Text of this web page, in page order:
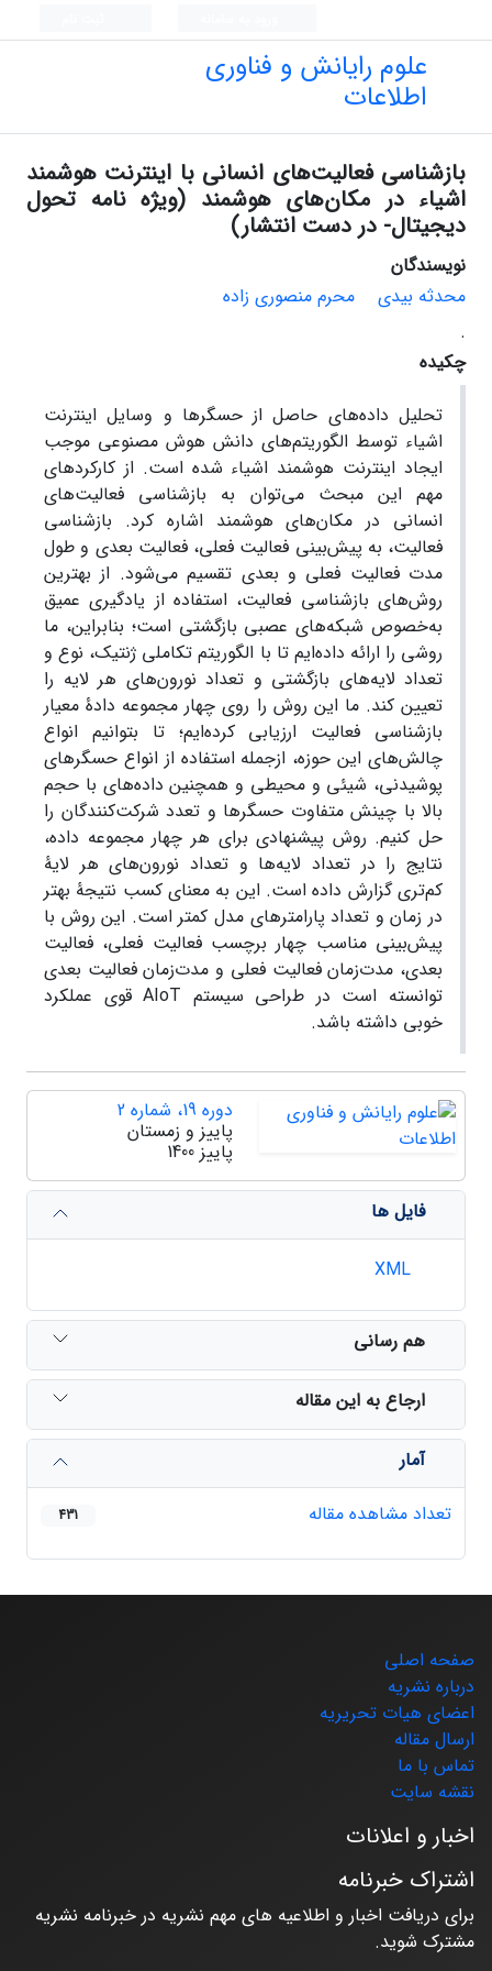
علوم رایانش و فناوری
اطلاعات
بازشناسی فعالیت‌‌های انسانی با اینترنت هوشمند
اشیاء در مکان‌‌های هوشمند (ویژه نامه تحول
دیجیتال- در دست انتشار)
نویسندگان
محدثه بیدی
محرم منصوری زاده
.
چکیده
تحلیل داده‌‌های حاصل از حسگرها و وسایل اینترنت
اشیاء توسط الگوریتم‌‌های دانش هوش مصنوعی موجب
ایجاد اینترنت هوشمند اشیاء شده است. از کارکردهای
مهم این مبحث می‌‌توان به بازشناسی فعالیت‌‌های
انسانی در مکان‌‌های هوشمند اشاره کرد. بازشناسی
فعالیت، به پیش‌‌بینی فعالیت فعلی، فعالیت بعدی و طول
مدت فعالیت فعلی و بعدی تقسیم می‌‌شود. از بهترین
روش‌‌های بازشناسی فعالیت، استفاده از یادگیری عمیق
به‌‌خصوص شبکه‌‌های عصبی بازگشتی است؛ بنابراین، ما
روشی را ارائه داده‌‌ایم تا با الگوریتم تکاملی ژنتیک، نوع و
تعداد لایه‌‌های بازگشتی و تعداد نورون‌‌های هر لایه را
تعیین کند. ما این روش را روی چهار مجموعه دادۀ معیار
بازشناسی فعالیت ارزیابی کرده‌‌ایم؛ تا بتوانیم انواع
چالش‌‌های این حوزه، ازجمله استفاده از انواع حسگرهای
پوشیدنی، شیئی و محیطی و همچنین داده‌‌های با حجم
بالا با چینش متفاوت حسگرها و تعدد شرکت‌‌کنندگان را
حل کنیم. روش پیشنهادی برای هر چهار مجموعه داده،
نتایج را در تعداد لایه‌‌ها و تعداد نورون‌‌های هر لایۀ
کم‌‌تری گزارش داده است. این به معنای کسب نتیجۀ بهتر
در زمان و تعداد پارامترهای مدل کمتر است. این روش با
پیش‌‌بینی مناسب چهار برچسب فعالیت فعلی، فعالیت
بعدی، مدت‌‌زمان فعالیت فعلی و مدت‌‌زمان فعالیت بعدی
توانسته است در طراحی سیستم AIoT قوی عملکرد
خوبی داشته باشد.
دوره 19، شماره 2
پاییز و زمستان
پاییز 1400
فایل ها
هم رسانی
ارجاع به این مقاله
آمار
تعداد مشاهده مقاله
431
صفحه اصلی
درباره نشریه
اعضای هیات تحریریه
ارسال مقاله
تماس با ما
نقشه سایت
اخبار و اعلانات
اشتراک خبرنامه
برای دریافت اخبار و اطلاعیه های مهم نشریه در خبرنامه نشریه
مشترک شوید.